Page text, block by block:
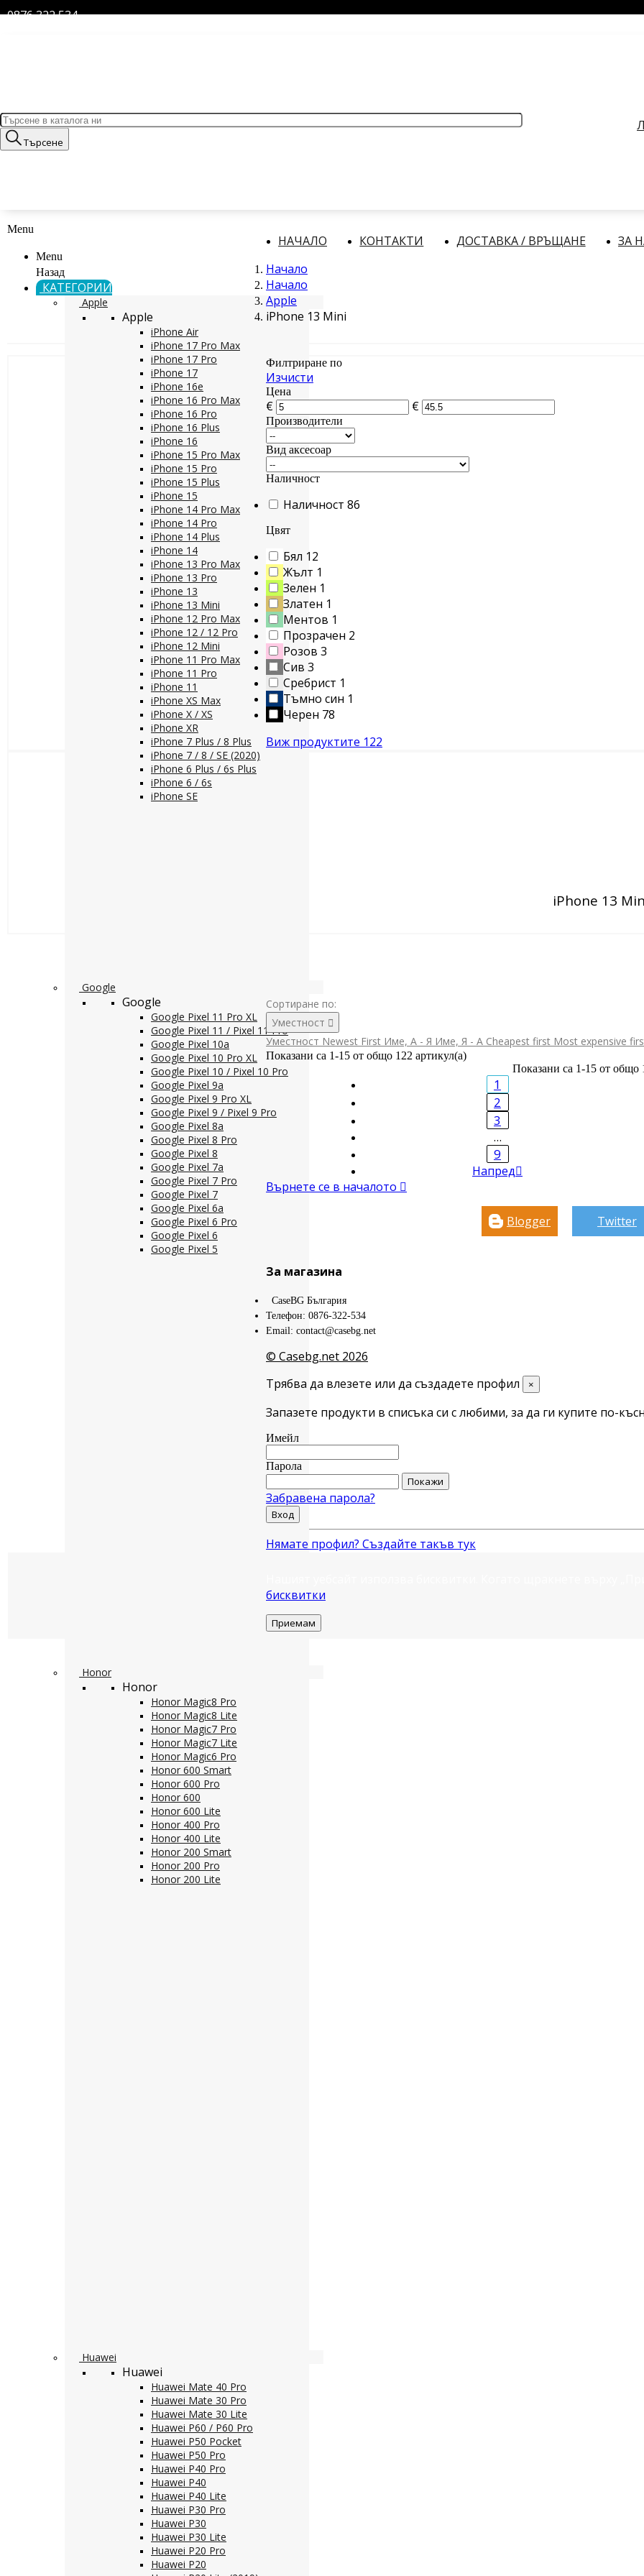
0876 322 534
Търсене
Menu
Menu
Назад
КАТЕГОРИИ
Apple
Apple
iPhone Air
iPhone 17 Pro Max
iPhone 17 Pro
iPhone 17
iPhone 16e
iPhone 16 Pro Max
iPhone 16 Pro
iPhone 16 Plus
iPhone 16
iPhone 15 Pro Max
iPhone 15 Pro
iPhone 15 Plus
iPhone 15
iPhone 14 Pro Max
iPhone 14 Pro
iPhone 14 Plus
iPhone 14
iPhone 13 Pro Max
iPhone 13 Pro
iPhone 13
iPhone 13 Mini
iPhone 12 Pro Max
iPhone 12 / 12 Pro
iPhone 12 Mini
iPhone 11 Pro Max
iPhone 11 Pro
iPhone 11
iPhone XS Max
iPhone X / XS
iPhone XR
iPhone 7 Plus / 8 Plus
iPhone 7 / 8 / SE (2020)
iPhone 6 Plus / 6s Plus
iPhone 6 / 6s
iPhone SE
Google
Google
Google Pixel 11 Pro XL
Google Pixel 11 / Pixel 11 Pro
Google Pixel 10a
Google Pixel 10 Pro XL
Google Pixel 10 / Pixel 10 Pro
Google Pixel 9a
Google Pixel 9 Pro XL
Google Pixel 9 / Pixel 9 Pro
Google Pixel 8a
Google Pixel 8 Pro
Google Pixel 8
Google Pixel 7a
Google Pixel 7 Pro
Google Pixel 7
Google Pixel 6a
Google Pixel 6 Pro
Google Pixel 6
Google Pixel 5
Honor
Honor
Honor Magic8 Pro
Honor Magic8 Lite
Honor Magic7 Pro
Honor Magic7 Lite
Honor Magic6 Pro
Honor 600 Smart
Honor 600 Pro
Honor 600
Honor 600 Lite
Honor 400 Pro
Honor 400 Lite
Honor 200 Smart
Honor 200 Pro
Honor 200 Lite
Huawei
Huawei
Huawei Mate 40 Pro
Huawei Mate 30 Pro
Huawei Mate 30 Lite
Huawei P60 / P60 Pro
Huawei P50 Pocket
Huawei P50 Pro
Huawei P40 Pro
Huawei P40
Huawei P40 Lite
Huawei P30 Pro
Huawei P30
Huawei P30 Lite
Huawei P20 Pro
Huawei P20
НАЧАЛО КОНТАКТИ ДОСТАВКА / ВРЪЩАНЕ
ЗА
Начало
Начало
Apple
iPhone 13 Mini
Филтриране по
Изчисти
Цена
€ €
Производители
Вид аксесоар
Наличност
Наличност 86
Цвят
Бял 12
Жълт 1
Зелен 1
Златен 1
Ментов 1
Прозрачен 2
Розов 3
Сив 3
Сребрист 1
Тъмно син 1
Черен 78
Виж продуктите 122
iPhone 13
Сортиране по:
Уместност 
Уместност Newest First Име, А - Я Име, Я - А Cheapest first Most expensive
Показани са 1-15 от общо 122 артикул(а)
Показани са 1-15 от общо
1
2
3
…
9
Напред
Върнете се в началото 
Blogger Twitter
За магазина
CaseBG България
Телефон: 0876-322-534
Email: contact@casebg.net
© Casebg.net 2026
Трябва да влезете или да създадете профил
×
Запазете продукти в списъка си с любими, за да ги купите по-
Имейл
Парола
Покажи
Забравена парола?
Вход
Нямате профил? Създайте такъв тук
бисквитки
Приемам